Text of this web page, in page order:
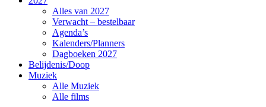
Alles van 2027
Verwacht – bestelbaar
Agenda’s
Kalenders/Planners
Dagboeken 2027
Belijdenis/Doop
Muziek
Alle Muziek
Alle films